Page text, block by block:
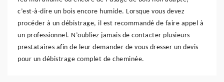
c’est-à-dire un bois encore humide. Lorsque vous devez
procéder à un débistrage, il est recommandé de faire appel à
un professionnel. N’oubliez jamais de contacter plusieurs
prestataires afin de leur demander de vous dresser un devis
pour un débistrage complet de cheminée.